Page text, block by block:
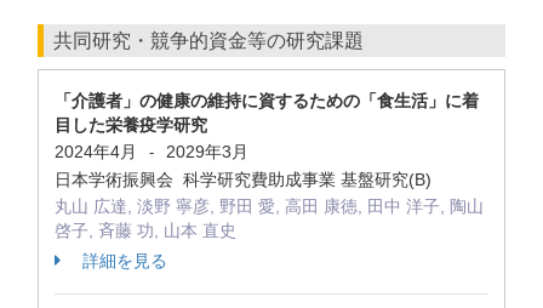
共同研究・競争的資金等の研究課題
「介護者」の健康の維持に資するための「食生活」に着
目した栄養疫学研究
2024年4月
-
2029年3月
日本学術振興会 科学研究費助成事業 基盤研究(B)
丸山 広達, 淡野 寧彦, 野田 愛, 高田 康徳, 田中 洋子, 陶山
啓子, 斉藤 功, 山本 直史
詳細を見る